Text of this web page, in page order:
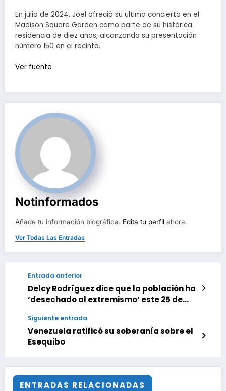
En julio de 2024, Joel ofreció su último concierto en el
Madison Square Garden como parte de su histórica
residencia de diez años, alcanzando su presentación
número 150 en el recinto.
Ver fuente
Notinformados
Añade tu información biográfica. Edita tu perfil ahora.
Ver Todas Las Entradas
Entrada anterior
Delcy Rodríguez dice que la población ha
‘desechado al extremismo’ este 25 de
Siguiente entrada
Venezuela ratificó su soberanía sobre el
Esequibo
ENTRADAS RELACIONADAS